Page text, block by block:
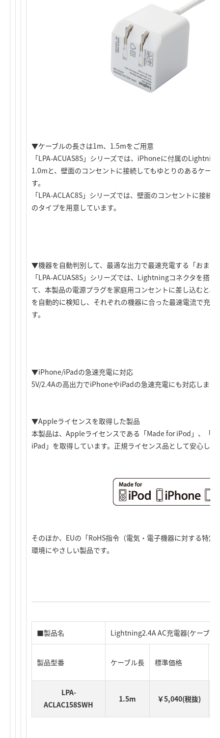
▼ケーブルの長さは1m、1.5mをご用意
「LPA-ACUAS8S」シリーズでは、iPhoneに付属の
1.0mと、壁面のコンセントに接続してもゆとりのあるケー
す。
「LPA-ACLAC8S」シリーズでは、壁面のコンセントに接続
のタイプを用意しています。
▼機器を自動判別して、最適な出力で最速充電する「おまか
「LPA-ACUAS8S」シリーズでは、Lightningコネクタを搭
て、本製品の電源プラグを家庭用コンセントに差し込むと
を自動的に検知し、それぞれの機器に合った最速電流で充
す。
▼iPhone/iPadの急速充電に対応
5V/2.4Aの高出力でiPhoneやiPadの急速充電にも対応します
▼Appleライセンスを取得した製品
本製品は、Appleライセンスである「Made for iPod」、「
iPad」を取得しています。正規ライセンス品として安心し
そのほか、EUの「RoHS指令（電気・電子機器に対する特
環境にやさしい製品です。
■製品名 Lightning2.4A AC充電器(ケーブル
製品型番 ケーブル長 標準価格
LPA-
ACLAC158SWH
1.5m ￥5,040(税抜)